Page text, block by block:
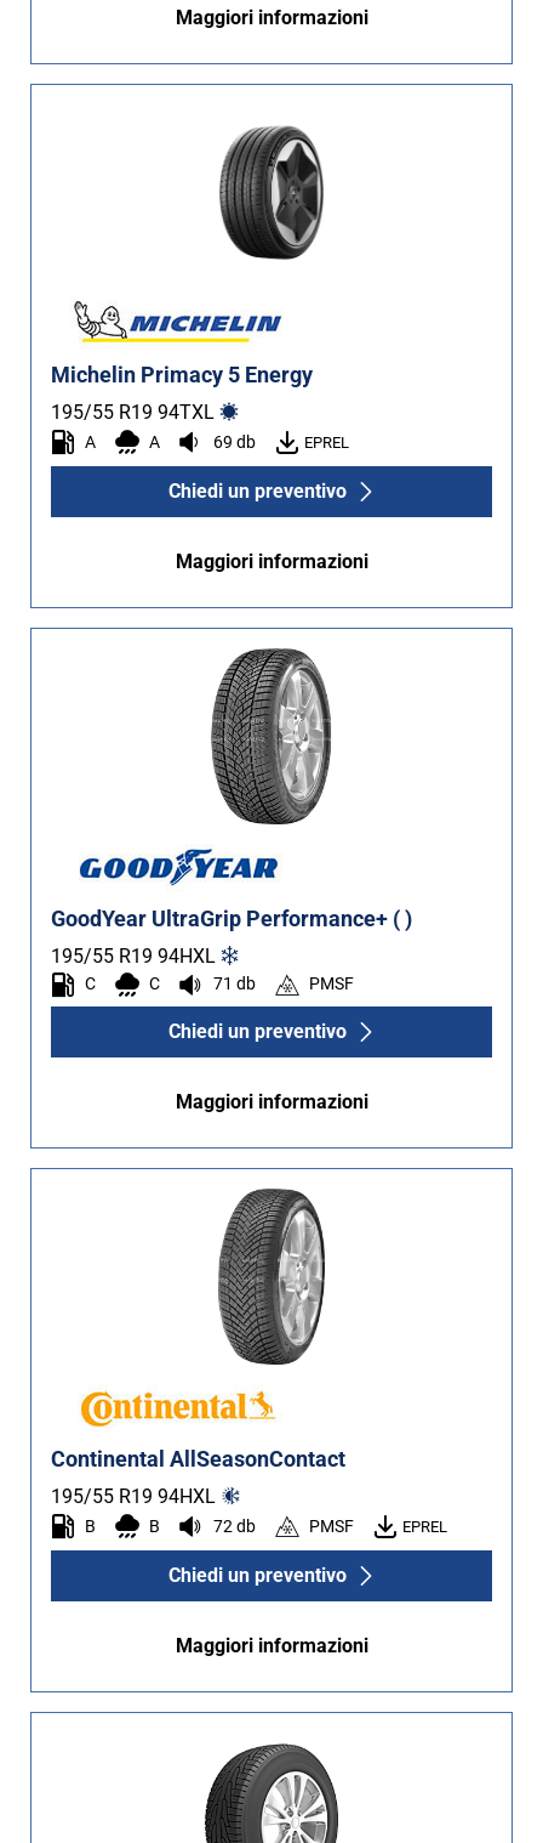
Non Run flat (6)
Maggiori informazioni
Michelin Primacy 5 Energy
195/55 R19 94TXL
A A 69 db EPREL
Chiedi un preventivo
Maggiori informazioni
GoodYear UltraGrip Performance+ ( )
195/55 R19 94HXL
C C 71 db PMSF
Chiedi un preventivo
Maggiori informazioni
Continental AllSeasonContact
195/55 R19 94HXL
B B 72 db PMSF EPREL
Chiedi un preventivo
Maggiori informazioni